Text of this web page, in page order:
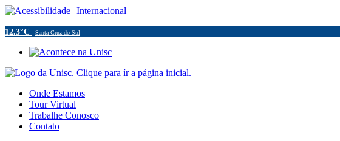
Acessibilidade Internacional
12.3°C Santa Cruz do Sul
Onde Estamos
Tour Virtual
Trabalhe Conosco
Contato